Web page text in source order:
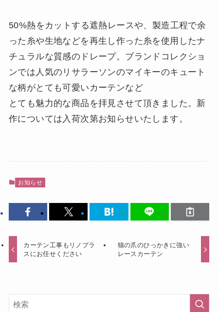
50%熱をカットする遮熱レースや、製造工程で余
った糸や生地などを再生し作った糸を使用したナ
チュラルな質感のドレープ。ブランドコレクショ
ンでは人気のリサラーソンのマイキーのキュート
な柄がとても可愛いカーテンなど
とても魅力的な商品を拝見させて頂きました。新
作については入荷次第お知らせいたします。
お知らせ
カーテン工事もリノプラ
スにお任せください
猫の爪のひっかきに強い
レースカーテン